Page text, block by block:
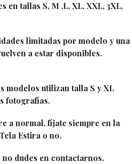
en tallas S, M ,L, XL, XXL, 3XL,
limitadas por modelo y una
a estar disponibles.
modelos utilizan talla S y XL
fotografías.
a normal, fíjate siempre en la
Estira o no.
dudes en contactarnos.